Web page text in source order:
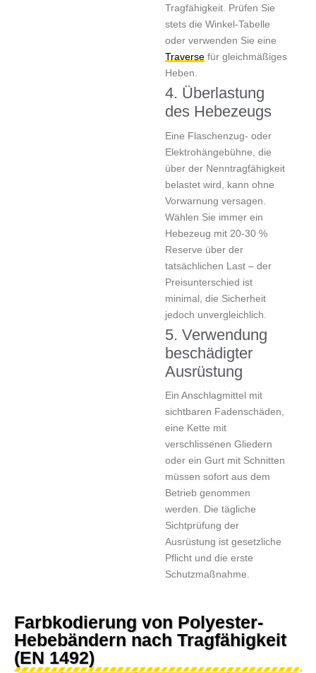
Tragfähigkeit. Prüfen Sie
stets die Winkel-Tabelle
oder verwenden Sie eine
Traverse für gleichmäßiges
Heben.
4. Überlastung
des Hebezeugs
Eine Flaschenzug- oder
Elektrohängebühne, die
über der Nenntragfähigkeit
belastet wird, kann ohne
Vorwarnung versagen.
Wählen Sie immer ein
Hebezeug mit 20-30 %
Reserve über der
tatsächlichen Last – der
Preisunterschied ist
minimal, die Sicherheit
jedoch unvergleichlich.
5. Verwendung
beschädigter
Ausrüstung
Ein Anschlagmittel mit
sichtbaren Fadenschäden,
eine Kette mit
verschlissenen Gliedern
oder ein Gurt mit Schnitten
müssen sofort aus dem
Betrieb genommen
werden. Die tägliche
Sichtprüfung der
Ausrüstung ist gesetzliche
Pflicht und die erste
Schutzmaßnahme.
Farbkodierung von Polyester-
Hebebändern nach Tragfähigkeit
(EN 1492)